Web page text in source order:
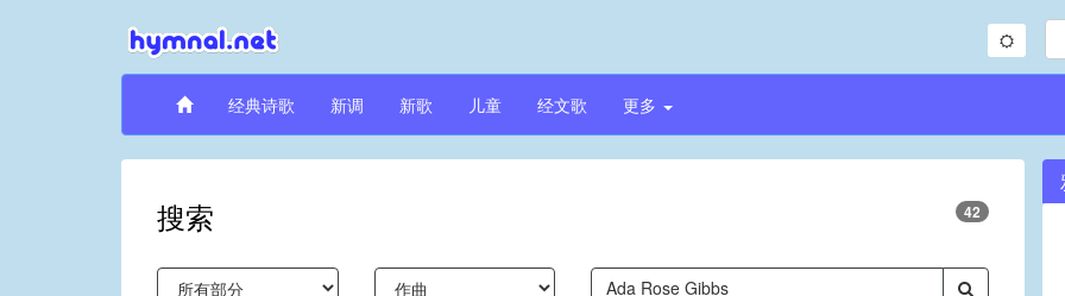
经典诗歌 新调 新歌 儿童 经文歌 更多
搜索 42